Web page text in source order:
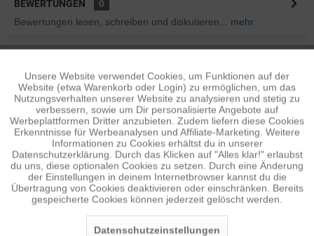
BEWERTUNGEN
0
Bewertungen lesen, schreiben und diskutieren...
mehr
Folgende Infos zum Hersteller sind verfübar......mehr
ÄHNLICHE ARTIKEL
Diese Artikel sind dem Produkt ähnlich ...mehr
Persönliche Empfehlungen
Funktionale Aktiv
Tracking Inaktiv
Personalisierung Inaktiv
Service Inaktiv
Unsere Website verwendet Cookies, um Funktionen auf der
Website (etwa Warenkorb oder Login) zu ermöglichen, um das
Nutzungsverhalten unserer Website zu analysieren und stetig zu
verbessern, sowie um Dir personalisierte Angebote auf
Werbeplattformen Dritter anzubieten. Zudem liefern diese Cookies
Erkenntnisse für Werbeanalysen und Affiliate-Marketing. Weitere
Informationen zu Cookies erhältst du in unserer
Datenschutzerklärung. Durch das Klicken auf "Alles klar!" erlaubst
du uns, diese optionalen Cookies zu setzen. Durch eine Änderung
der Einstellungen in deinem Internetbrowser kannst du die
Übertragung von Cookies deaktivieren oder einschränken. Bereits
gespeicherte Cookies können jederzeit gelöscht werden.
Datenschutzeinstellungen